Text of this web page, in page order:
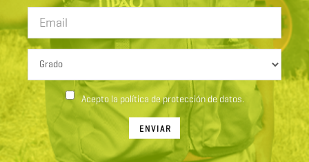
Acepto la política de protección de datos.
ENVIAR